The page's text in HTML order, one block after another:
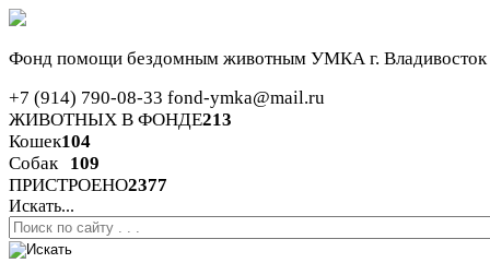
Фонд помощи бездомным животным УМКА г. Владивосток
+7 (914) 790-08-33 fond-ymka@mail.ru
ЖИВОТНЫХ В ФОНДЕ213
Кошек104
Собак
109
ПРИСТРОЕНО2377
Искать...